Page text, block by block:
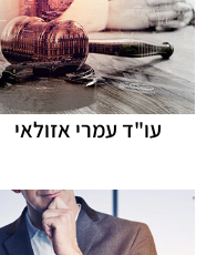
עו"ד עמרי אזולאי